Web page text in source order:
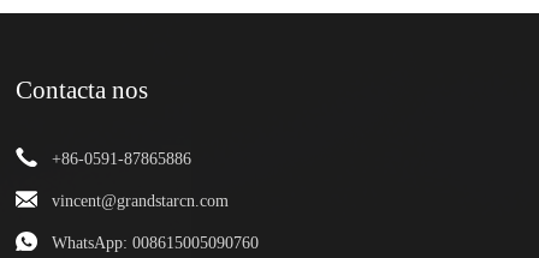
Contacta nos
+86-0591-87865886
vincent@grandstarcn.com
WhatsApp: 008615005090760